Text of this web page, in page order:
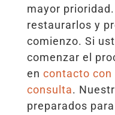
mayor
restaurarlos y
comienzo. Si
comenzar el
en contacto con
consulta.
preparados